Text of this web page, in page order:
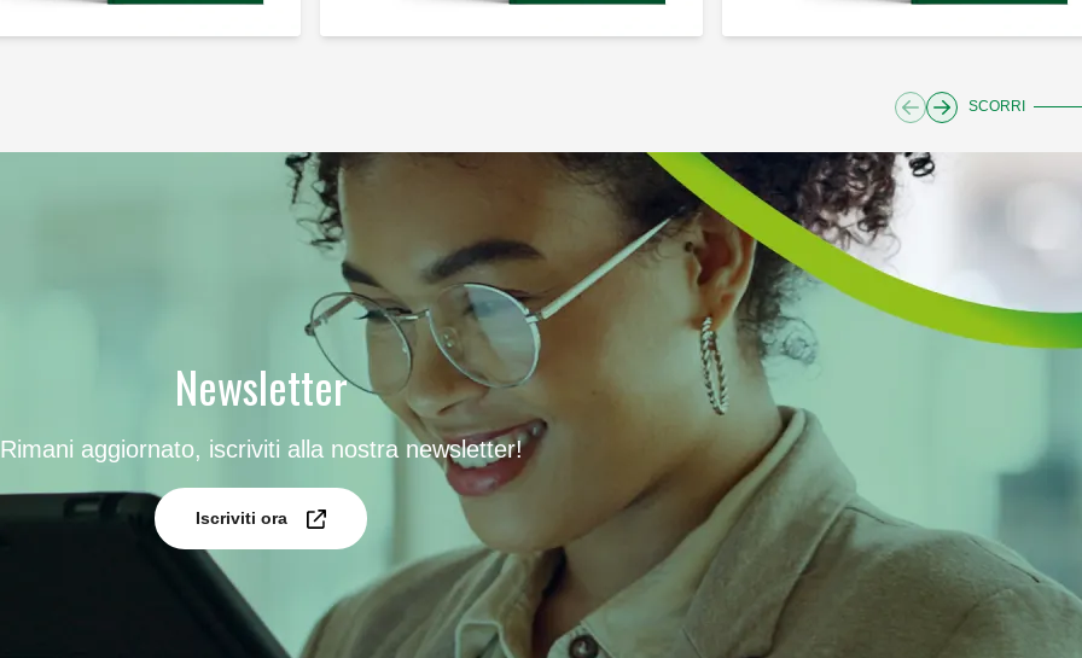
SCORRI
Newsletter
Rimani aggiornato, iscriviti alla nostra newsletter!
Iscriviti ora